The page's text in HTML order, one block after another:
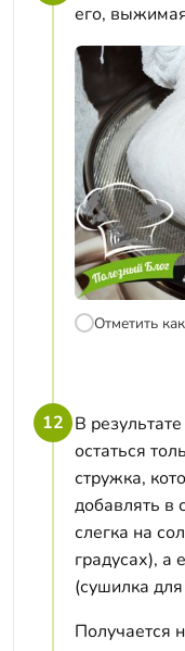
его,
Отметить
12 В
остаться
стружка,
добавлять в
слегка на
градусах), а
(сушилка
Получается